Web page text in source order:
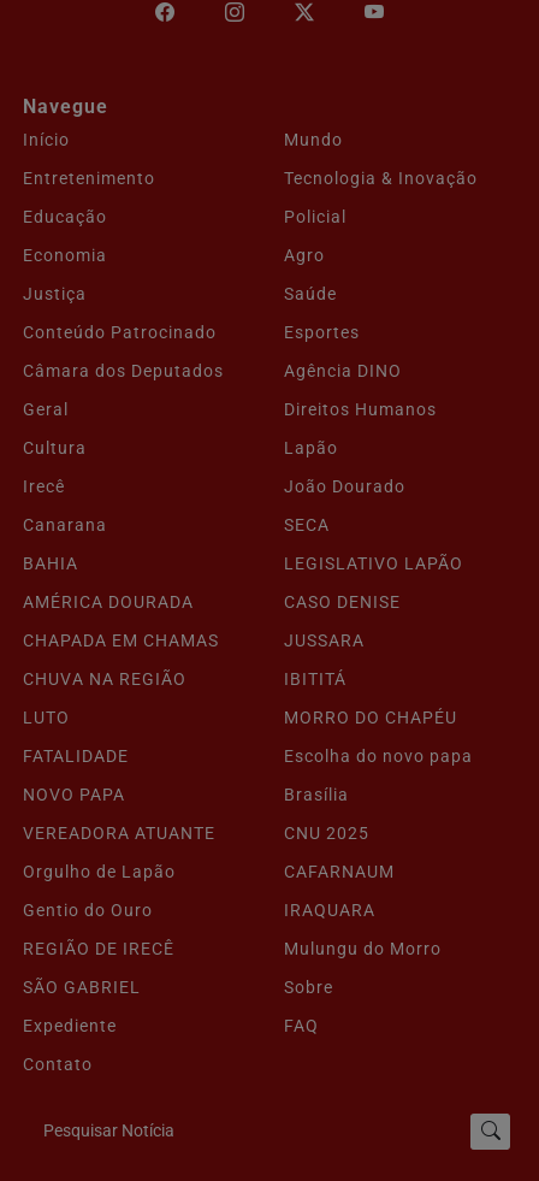
Navegue
Início
Mundo
Entretenimento
Tecnologia & Inovação
Educação
Policial
Economia
Agro
Justiça
Saúde
Conteúdo Patrocinado
Esportes
Câmara dos Deputados
Agência DINO
Geral
Direitos Humanos
Cultura
Lapão
Irecê
João Dourado
Canarana
SECA
BAHIA
LEGISLATIVO LAPÃO
AMÉRICA DOURADA
CASO DENISE
CHAPADA EM CHAMAS
JUSSARA
CHUVA NA REGIÃO
IBITITÁ
LUTO
MORRO DO CHAPÉU
FATALIDADE
Escolha do novo papa
NOVO PAPA
Brasília
VEREADORA ATUANTE
CNU 2025
Orgulho de Lapão
CAFARNAUM
Gentio do Ouro
IRAQUARA
REGIÃO DE IRECÊ
Mulungu do Morro
SÃO GABRIEL
Sobre
Expediente
FAQ
Contato
Pesquisar Notícia